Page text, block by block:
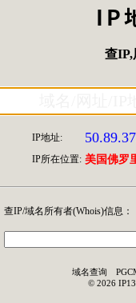
IP
查IP,
IP地址:
IP所在位置: 美国佛罗
查IP/域名所有者(Whois)信息：
域名查询
© 2026